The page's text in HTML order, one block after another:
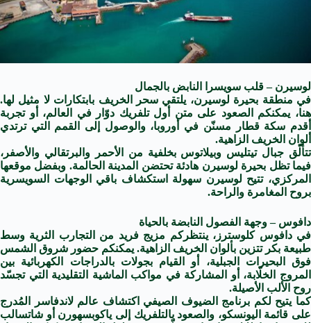
لوسيرن – قلب سويسرا النابض بالجمال
في منطقة بحيرة لوسيرن، يلتقي سحر الخريف بابتكارات لا مثيل لها.
هنا، يمكنكم الصعود على متن أول تلفريك دوّار في العالم، أو تجربة
أقدم سكة قطار مسنّن في أوروبا، والوصول إلى القمم التي ترتدي
ألوان الخريف الزاهية.
تتألّق جبال تيتليس وبيلاتوس بخلفية من الأحمر والبرتقالي والأصفر،
فيما تظل بحيرة لوسيرن هادئة تحتضن المدينة الحالمة. وبفضل موقعها
المركزي، تتيح لوسيرن سهولة استكشاف باقي الوجهات السويسرية
بروح المغامرة والراحة.
دافوس – وجهة الفصول النابضة بالحياة
في دافوس كلوسترز، ينتظركم مزيج فريد من التجارب الثرية وسط
طبيعة بكر تتزين بألوان الخريف الزاهية. يمكنكم حضور شروق الشمس
فوق البحيرات الجبلية، أو القيام بجولات بالدراجات الكهربائية بين
المروج الخلّابة، أو المشاركة في مواكب الماشية التقليدية التي تجسّد
روح الألب الأصيلة.
كما يتيح لكم برنامج الضيوف الصيفي اكتشاف عالم لاندفاسر المُدرج
على قائمة اليونسكو، والصعود بالتلفريك إلى ياكوبسهورن أو شاتسالب